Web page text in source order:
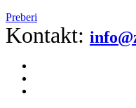
Preberi
Kontakt: